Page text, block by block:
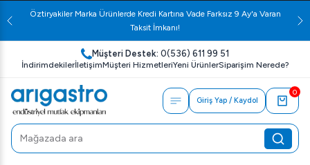
Öztiryakiler Marka Ürünlerde Kredi Kartına Vade Farksız 9 Ay'a Varan
Taksit İmkanı!
Müşteri Destek: 0(536) 611 99 51
İndirimdekilerİletişimMüşteri HizmetleriYeni ÜrünlerSiparişim Nerede?
Giriş Yap / Kaydol
0